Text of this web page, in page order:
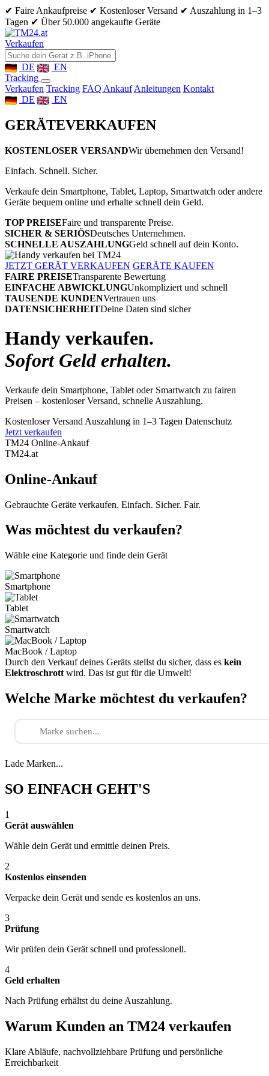
✔ Faire Ankaufpreise ✔ Kostenloser Versand ✔ Auszahlung in 1–3
Tagen ✔ Über 50.000 angekaufte Geräte
Verkaufen
DE
EN
Tracking
Verkaufen Tracking FAQ Ankauf Anleitungen Kontakt
DE
EN
GERÄTEVERKAUFEN
KOSTENLOSER VERSANDWir übernehmen den Versand!
Einfach. Schnell. Sicher.
Verkaufe dein Smartphone, Tablet, Laptop, Smartwatch oder andere
Geräte bequem online und erhalte schnell dein Geld.
TOP PREISEFaire und transparente Preise.
SICHER & SERIÖSDeutsches Unternehmen.
SCHNELLE AUSZAHLUNGGeld schnell auf dein Konto.
JETZT GERÄT VERKAUFEN GERÄTE KAUFEN
FAIRE PREISETransparente Bewertung
EINFACHE ABWICKLUNGUnkompliziert und schnell
TAUSENDE KUNDENVertrauen uns
DATENSICHERHEITDeine Daten sind sicher
Handy verkaufen.
Sofort Geld erhalten.
Verkaufe dein Smartphone, Tablet oder Smartwatch zu fairen
Preisen – kostenloser Versand, schnelle Auszahlung.
Kostenloser Versand Auszahlung in 1–3 Tagen Datenschutz
Jetzt verkaufen
TM24 Online-Ankauf
TM24.at
Online-Ankauf
Gebrauchte Geräte verkaufen. Einfach. Sicher. Fair.
Was möchtest du verkaufen?
Wähle eine Kategorie und finde dein Gerät
Smartphone
Tablet
Smartwatch
MacBook / Laptop
Durch den Verkauf deines Geräts stellst du sicher, dass es kein
Elektroschrott wird. Das ist gut für die Umwelt!
Welche Marke möchtest du verkaufen?
Lade Marken...
SO EINFACH GEHT'S
1
Gerät auswählen
Wähle dein Gerät und ermittle deinen Preis.
2
Kostenlos einsenden
Verpacke dein Gerät und sende es kostenlos an uns.
3
Prüfung
Wir prüfen dein Gerät schnell und professionell.
4
Geld erhalten
Nach Prüfung erhältst du deine Auszahlung.
Warum Kunden an TM24 verkaufen
Klare Abläufe, nachvollziehbare Prüfung und persönliche
Erreichbarkeit